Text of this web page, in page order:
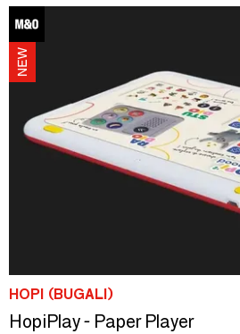
HOPI (BUGALI)
HopiPlay - Paper Player